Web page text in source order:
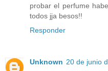
probar el perfume
todos jja besos!!
Responder
Unknown 20 de junio